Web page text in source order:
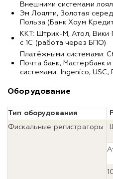
Внешними системами
Эм Лоялти, Золотая
Польза (Банк Хоум
ККТ: Штрих-М, Атол, Вики
с 1С (работа через БПО)
Платёжными системами:
Почта банк, Мастербанк
системами: Ingenico,
Оборудование
Тип оборудования
Фискальные регистраторы